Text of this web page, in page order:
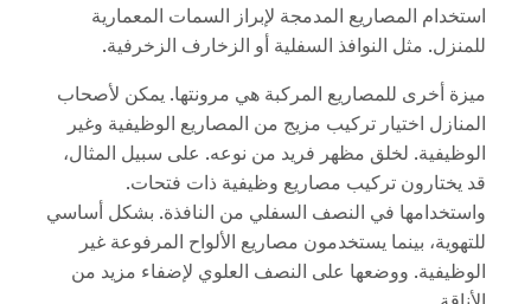
استخدام المصاريع المدمجة لإبراز السمات المعمارية
للمنزل. مثل النوافذ السفلية أو الزخارف الزخرفية.
ميزة أخرى للمصاريع المركبة هي مرونتها. يمكن لأصحاب
المنازل اختيار تركيب مزيج من المصاريع الوظيفية وغير
الوظيفية. لخلق مظهر فريد من نوعه. على سبيل المثال،
قد يختارون تركيب مصاريع وظيفية ذات فتحات.
واستخدامها في النصف السفلي من النافذة. بشكل أساسي
للتهوية، بينما يستخدمون مصاريع الألواح المرفوعة غير
الوظيفية. ووضعها على النصف العلوي لإضفاء مزيد من